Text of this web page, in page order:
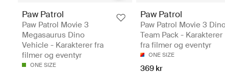
Paw Patrol
Paw Patrol Movie 3
Megasaurus Dino
Vehicle - Karakterer fra
filmer og eventyr
ONE SIZE
Paw Patrol
Paw Patrol Movie 3
Team Pack - Karakterer
fra filmer og eventyr
ONE SIZE
369 kr